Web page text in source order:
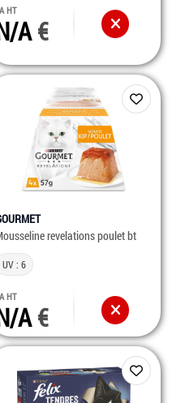
HT
A
revelations poulet bt
UV : 6
HT
A